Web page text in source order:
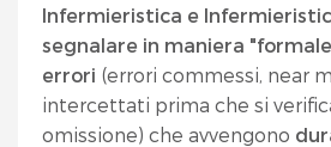
Infermieristica e
segnalare in maniera
errori (errori commessi, near
intercettati prima che si
omissione) che avvengono